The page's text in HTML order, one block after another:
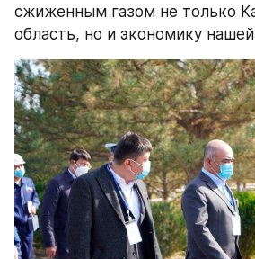
сжиженным газом не только
область, но и экономику